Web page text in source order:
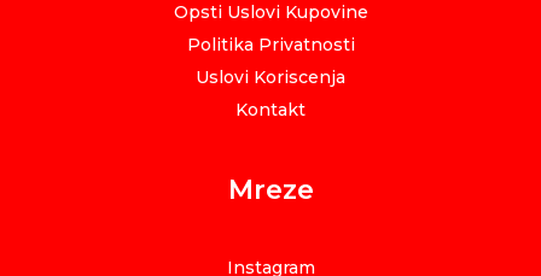
Opsti Uslovi Kupovine
Politika Privatnosti
Uslovi Koriscenja
Kontakt
Mreze
Instagram